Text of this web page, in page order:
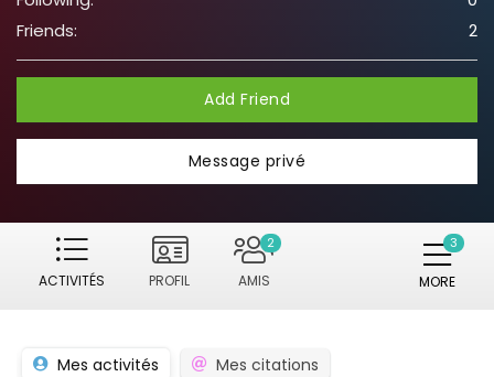
Friends:
2
Add Friend
Message privé
ACTIVITÉS PROFIL AMIS
2
MORE
Mes activités Mes citations